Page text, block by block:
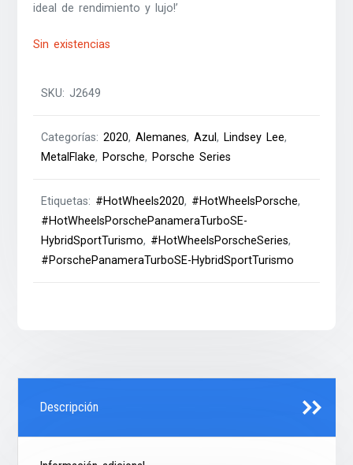
ideal de rendimiento y lujo!’
Sin existencias
SKU:J2649
Categorías:2020,Alemanes,Azul, Lindsey Lee,
MetalFlake, Porsche, Porsche Series
Etiquetas: #HotWheels2020, #HotWheelsPorsche,
#HotWheelsPorschePanameraTurboSE-
HybridSportTurismo, #HotWheelsPorscheSeries,
#PorschePanameraTurboSE-HybridSportTurismo
Descripción